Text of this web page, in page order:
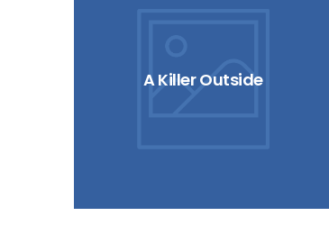
A Killer Outside